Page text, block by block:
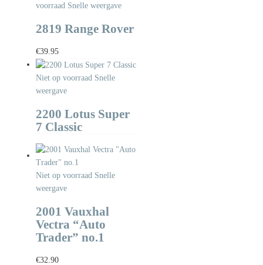
voorraad Snelle weergave
2819 Range Rover
€39.95
Niet op voorraad Snelle
weergave
2200 Lotus Super
7 Classic
Niet op voorraad Snelle
weergave
2001 Vauxhal
Vectra “Auto
Trader” no.1
€32.90